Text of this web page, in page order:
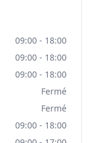
09:00 - 18:00
09:00 - 18:00
09:00 - 18:00
Fermé
Fermé
09:00 - 18:00